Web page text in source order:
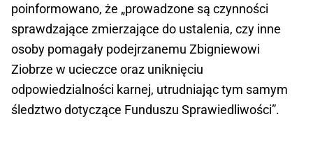
poinformowano, że „prowadzone są czynności
sprawdzające zmierzające do ustalenia, czy inne
osoby pomagały podejrzanemu Zbigniewowi
Ziobrze w ucieczce oraz uniknięciu
odpowiedzialności karnej, utrudniając tym samym
śledztwo dotyczące Funduszu Sprawiedliwości”.